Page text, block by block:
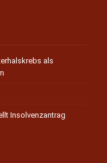
als
Insolvenzantrag